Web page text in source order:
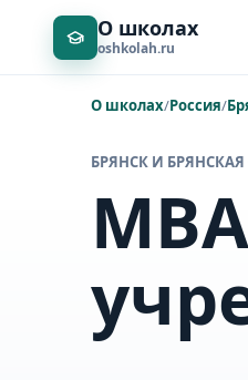
О школах
oshkolah.ru
О школах/Россия/
БРЯНСК И